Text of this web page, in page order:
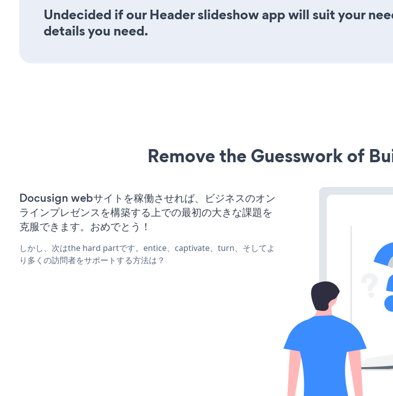
Undecided if our Header slideshow app will suit your
details you need.
Remove the Guesswork of
Docusign webサイトを稼働させれば、ビジネスのオン
ラインプレゼンスを構築する上での最初の大きな課題を
克服できます。おめでとう！
しかし、次はthe hard partです。entice、captivate、turn、そしてよ
り多くの訪問者をサポートする方法は？